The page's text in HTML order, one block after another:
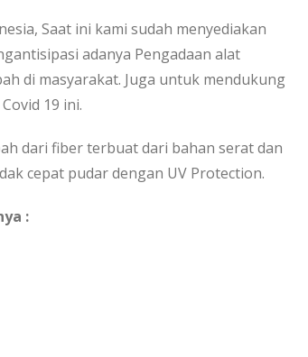
Saat ini kami sudah menyediakan
adanya Pengadaan alat
di masyarakat. Juga untuk mendukung
19 ini.
dari fiber terbuat dari bahan serat dan
cepat pudar dengan UV Protection.
: